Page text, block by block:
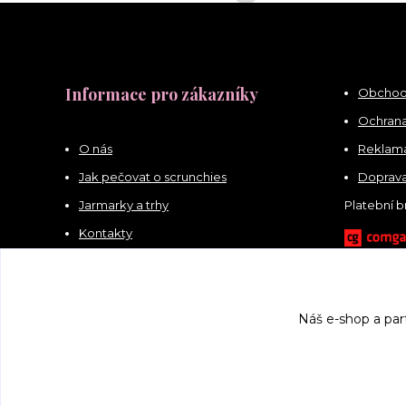
Informace pro zákazníky
O nás
Jak pečovat o scrunchies
Jarmarky a trhy
Kontakty
Platební
Náš e-shop a